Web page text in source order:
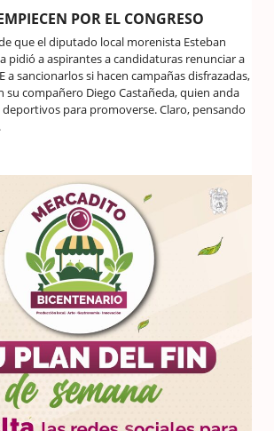
POR EL CONGRESO
que el diputado local morenista Esteban
pidió a aspirantes a candidaturas renunciar a
a sancionarlos si hacen campañas disfrazadas,
su compañero Diego Castañeda, quien anda
para promoverse. Claro, pensando